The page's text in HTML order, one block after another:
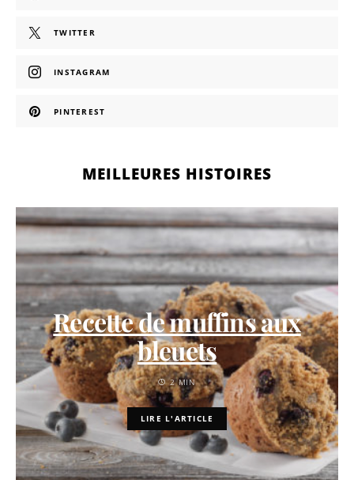
TWITTER
INSTAGRAM
PINTEREST
MEILLEURES HISTOIRES
Recette de muffins aux
bleuets
2 MIN
LIRE L'ARTICLE